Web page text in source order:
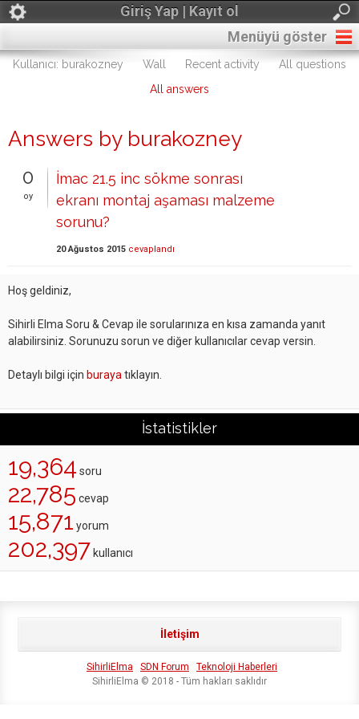
Giriş Yap | Kayıt ol
Menüyü göster
Kullanıcı: burakozney Wall Recent activity
All questions
All answers
Answers by burakozney
0
oy
İmac 21.5 inc sökme sonrası
ekranı montaj aşaması malzeme
sorunu?
20 Ağustos 2015 cevaplandı
Hoş geldiniz,
Sihirli Elma Soru & Cevap ile sorularınıza en kısa zamanda yanıt
alabilirsiniz. Sorunuzu sorun ve diğer kullanıcılar cevap versin.
Detaylı bilgi için buraya tıklayın.
İstatistikler
19,364 soru
22,785 cevap
15,871 yorum
202,397 kullanıcı
İletişim
SihirliElma SDN Forum
Teknoloji Haberleri
SihirliElma © 2018 - Tüm hakları saklıdır